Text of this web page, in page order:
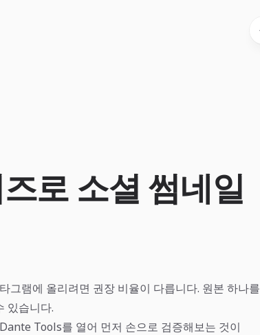
로 소셜 썸네일
그램에 올리려면 권장 비율이 다릅니다. 원본 하나를
있습니다.
Dante Tools를 열어 먼저 손으로 검증해보는 것이